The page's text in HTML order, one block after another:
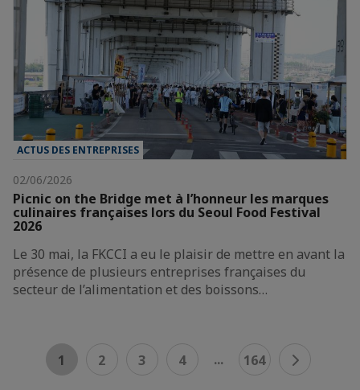
ACTUS DES ENTREPRISES
02/06/2026
Picnic on the Bridge met à l’honneur les marques
culinaires françaises lors du Seoul Food Festival
2026
Le 30 mai, la FKCCI a eu le plaisir de mettre en avant la
présence de plusieurs entreprises françaises du
secteur de l’alimentation et des boissons…
1 2 3 4 ... 164